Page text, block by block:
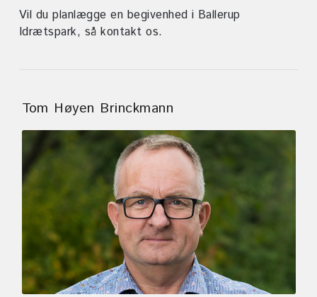
Vil du planlægge en begivenhed i Ballerup
Idrætspark, så kontakt os.
Tom Høyen Brinckmann